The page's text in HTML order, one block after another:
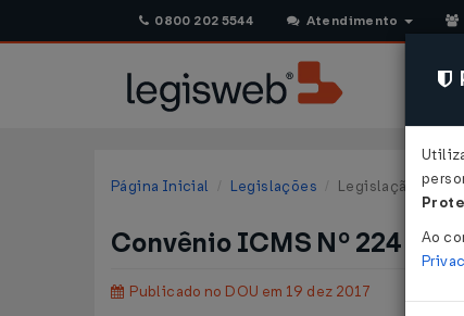
0800 202 5544 Atendimento
Página Inicial Legislações Legislação
Convênio ICMS Nº 224 DE
Publicado no DOU em 19 dez 2017
Ao